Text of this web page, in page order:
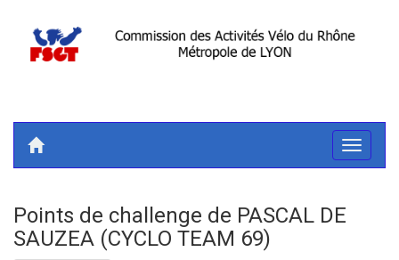
Toggle
Points de challenge de PASCAL DE
SAUZEA (CYCLO TEAM 69)